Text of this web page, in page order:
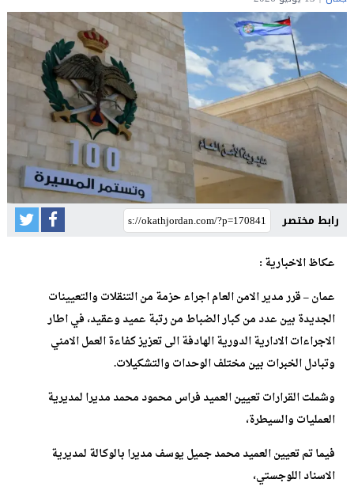
رابط مختصر
عكاظ الاخبارية :
عمان – قرر مدير الامن العام اجراء حزمة من التنقلات والتعيينات
الجديدة بين عدد من كبار الضباط من رتبة عميد وعقيد، في اطار
الاجراءات الادارية الدورية الهادفة الى تعزيز كفاءة العمل الامني
وتبادل الخبرات بين مختلف الوحدات والتشكيلات.
وشملت القرارات تعيين العميد فراس محمود محمد مديرا لمديرية
العمليات والسيطرة،
فيما تم تعيين العميد محمد جميل يوسف مديرا بالوكالة لمديرية
الاسناد اللوجستي،